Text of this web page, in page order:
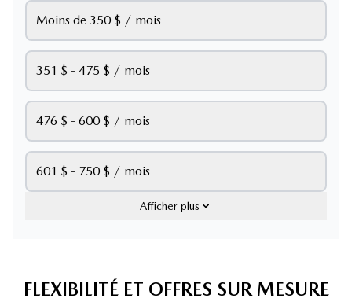
Moins de 350 $ / mois
351 $ - 475 $ / mois
476 $ - 600 $ / mois
601 $ - 750 $ / mois
Afficher plus
FLEXIBILITÉ ET OFFRES SUR MESURE